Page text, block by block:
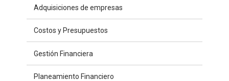
Adquisiciones de empresas
Costos y Presupuestos
Gestión Financiera
Planeamiento Financiero